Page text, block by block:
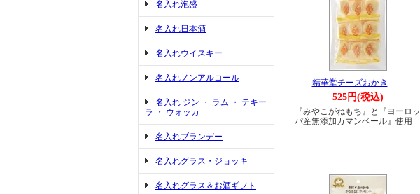
名入れ泡盛
名入れ日本酒
名入れウイスキー
名入れノンアルコール
名入れ ジン ・ ラム ・ テキー
ラ ・ ウォッカ
名入れブランデー
名入れグラス・ジョッキ
名入れグラス＆お酒ギフト
精華堂チーズおかき
525円(税込)
『みやこがねもち』と『ヨーロッ
パ産無添加カマンベール』使用